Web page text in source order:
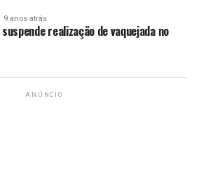
9 anos atrás
realização de vaquejada no
ANÚNCIO